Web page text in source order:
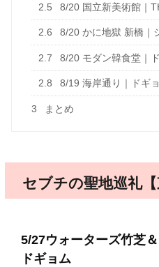
2.5 8/20 国立新美術館｜
2.6 8/20 かに地獄 新橋｜
2.7 8/20 モダン韓食堂｜
2.8 8/19 海岸通り｜ドギ
3 まとめ
セブチの聖地巡礼
5/27ウォーターズ竹芝
ドギョム